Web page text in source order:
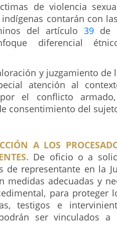
de violencia
contarán con
del artículo 39de
diferencial
y juzgamiento de
atención al
por el conflicto
consentimiento del
A LOS
De oficio o a
de representante en la
medidas adecuadas y
para proteger
testigos e
ser vinculados a